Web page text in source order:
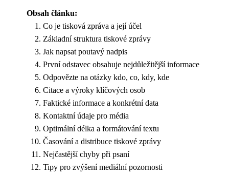
Obsah článku:
Co je tisková zpráva a její účel
Základní struktura tiskové zprávy
Jak napsat poutavý nadpis
První odstavec obsahuje nejdůležitější informace
Odpovězte na otázky kdo, co, kdy, kde
Citace a výroky klíčových osob
Faktické informace a konkrétní data
Kontaktní údaje pro média
Optimální délka a formátování textu
Časování a distribuce tiskové zprávy
Nejčastější chyby při psaní
Tipy pro zvýšení mediální pozornosti